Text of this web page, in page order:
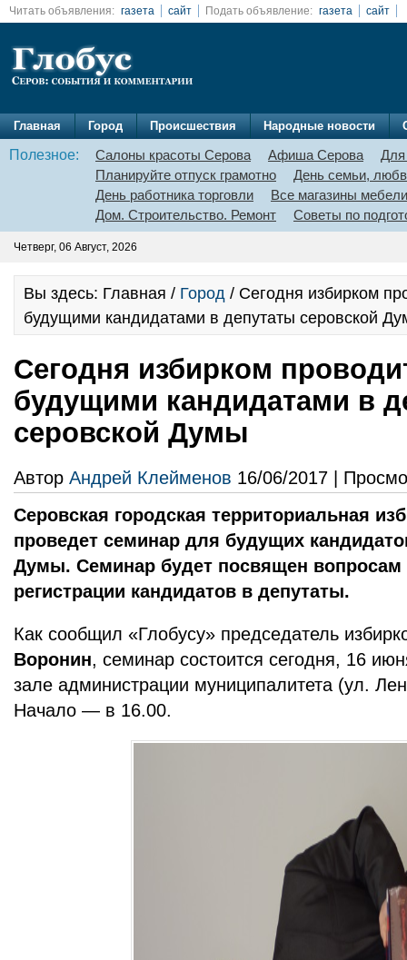
Читать объявления: газета сайт Подать объявление: газета сайт
Главная Город Происшествия Народные новости
Полезное: Салоны красоты Серова Афиша Серова
Для
Планируйте отпуск грамотно
День семьи,
День работника торговли
Все магазины мебели
Дом. Строительство. Ремонт
Советы по
Четверг, 06 Август, 2026
Вы здесь: Главная / Город / Сегодня избирком
будущими кандидатами в депутаты серовской
Сегодня избирком
будущими кандидатами в
серовской Думы
Автор Андрей Клейменов 16/06/2017 |
Серовская городская территориальная
проведет семинар для будущих
Думы. Семинар будет посвящен
регистрации кандидатов в депутаты.
Как сообщил «Глобусу» председатель
Воронин, семинар состоится сегодня, 16
зале администрации муниципалитета (ул.
Начало — в 16.00.